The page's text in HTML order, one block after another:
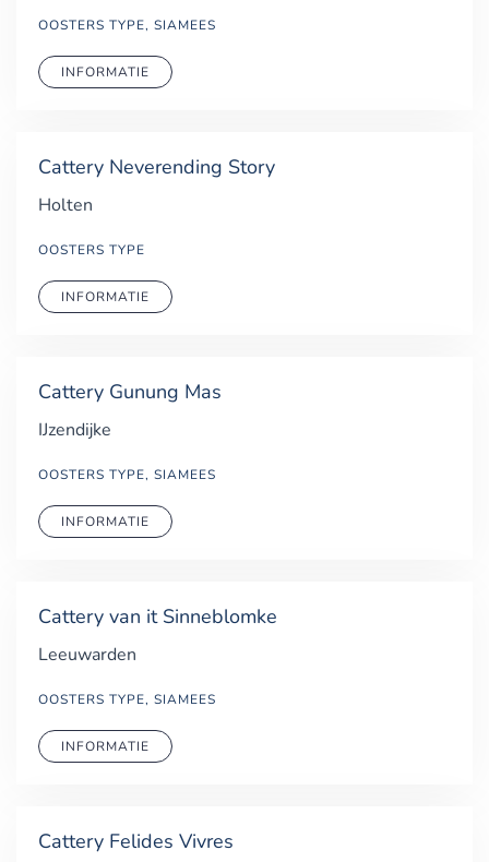
OOSTERS TYPE, SIAMEES
INFORMATIE
Cattery Neverending Story
Holten
OOSTERS TYPE
INFORMATIE
Cattery Gunung Mas
IJzendijke
OOSTERS TYPE, SIAMEES
INFORMATIE
Cattery van it Sinneblomke
Leeuwarden
OOSTERS TYPE, SIAMEES
INFORMATIE
Cattery Felides Vivres